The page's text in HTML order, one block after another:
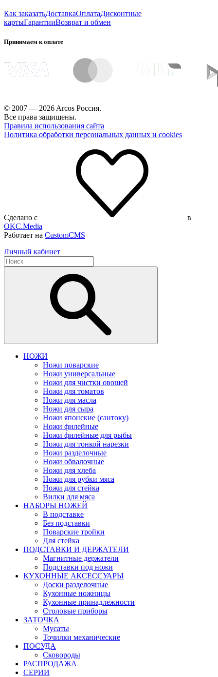
Как заказатьДоставкаОплатаДисконтные
картыГарантииВозврат и обмен
Принимаем к оплате
© 2007 — 2026 Arcos Россия.
Все права защищены.
Правила использования сайта
Политика обработки персональных данных и cookies
Сделано с
в
OKC.Media
Работает на CustomCMS
Личный кабинет
НОЖИ
Ножи поварские
Ножи универсальные
Ножи для чистки овощей
Ножи для томатов
Ножи для масла
Ножи для сыра
Ножи японские (сантоку)
Ножи филейные
Ножи филейные для рыбы
Ножи для тонкой нарезки
Ножи разделочные
Ножи обвалочные
Ножи для хлеба
Ножи для рубки мяса
Ножи для стейка
Вилки для мяса
НАБОРЫ НОЖЕЙ
В подставке
Без подставки
Поварские тройки
Для стейка
ПОДСТАВКИ И ДЕРЖАТЕЛИ
Магнитные держатели
Подставки под ножи
КУХОННЫЕ АКСЕССУАРЫ
Доски разделочные
Кухонные ножницы
Кухонные принадлежности
Столовые приборы
ЗАТОЧКА
Мусаты
Точилки механические
ПОСУДА
Сковороды
РАСПРОДАЖА
СЕРИИ